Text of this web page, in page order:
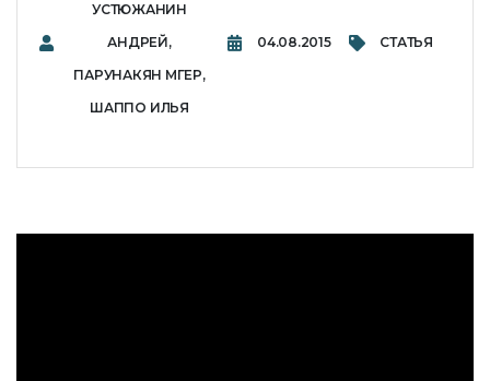
УСТЮЖАНИН
АНДРЕЙ,
ПАРУНАКЯН МГЕР,
ШАППО ИЛЬЯ
04.08.2015 СТАТЬЯ